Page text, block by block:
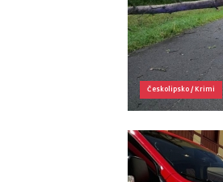
Českolipsko/Krimi